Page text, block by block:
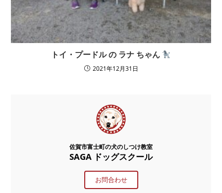
トイ・プードル の ラナ ちゃん
2021年12月31日
佐賀市富士町の犬のしつけ教室
SAGA ドッグスクール
お問合わせ